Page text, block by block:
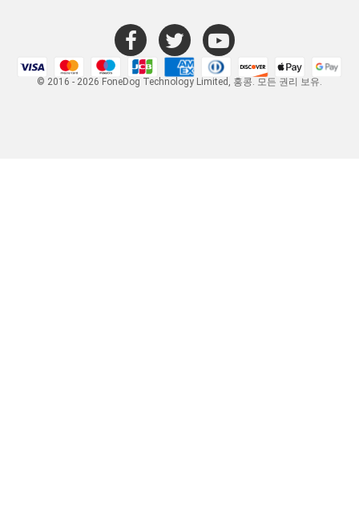
© 2016 - 2026 FoneDog Technology Limited, 홍콩. 모든 권리 보유.